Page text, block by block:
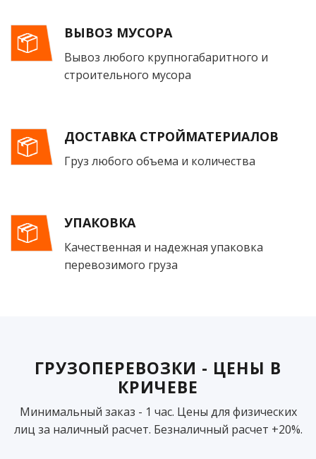
ВЫВОЗ МУСОРА
Вывоз любого крупногабаритного и
строительного мусора
ДОСТАВКА СТРОЙМАТЕРИАЛОВ
Груз любого объема и количества
УПАКОВКА
Качественная и надежная упаковка
перевозимого груза
ГРУЗОПЕРЕВОЗКИ - ЦЕНЫ В
КРИЧЕВЕ
Минимальный заказ - 1 час. Цены для физических
лиц за наличный расчет. Безналичный расчет +20%.